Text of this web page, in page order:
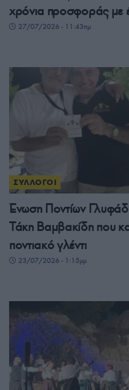
χρόνια προσφοράς με
27/07/2026 - 11:43πμ
ΣΥΛΛΟΓΟΙ
Ένωση Ποντίων
Τάκη Βαμβακίδη που
ποντιακό γλέντι
23/07/2026 - 1:15μμ